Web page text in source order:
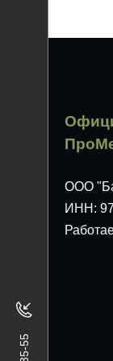
ООО
ИНН: